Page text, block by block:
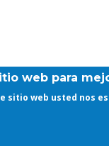
web para
sitio web usted nos